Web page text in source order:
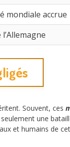
mondiale accrue
Souvent, ces
une
et humains de